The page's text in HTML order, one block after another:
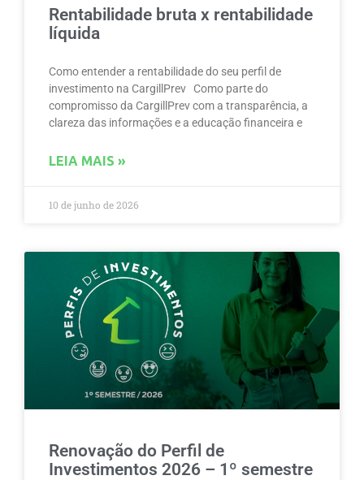
Rentabilidade bruta x rentabilidade
líquida
Como entender a rentabilidade do seu perfil de
investimento na CargillPrev Como parte do
compromisso da CargillPrev com a transparência, a
clareza das informações e a educação financeira e
LEIA MAIS »
10 de junho de 2026
Renovação do Perfil de
Investimentos 2026 – 1º semestre